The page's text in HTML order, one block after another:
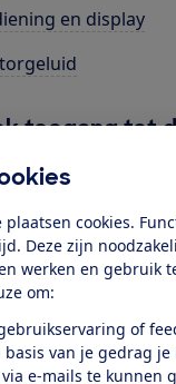
plaatsen cookies.
Deze zijn
werken en gebruik
om:
of
basis van je gedrag
e-mails te kunnen
en display
toegang tot
Al lid? Log in